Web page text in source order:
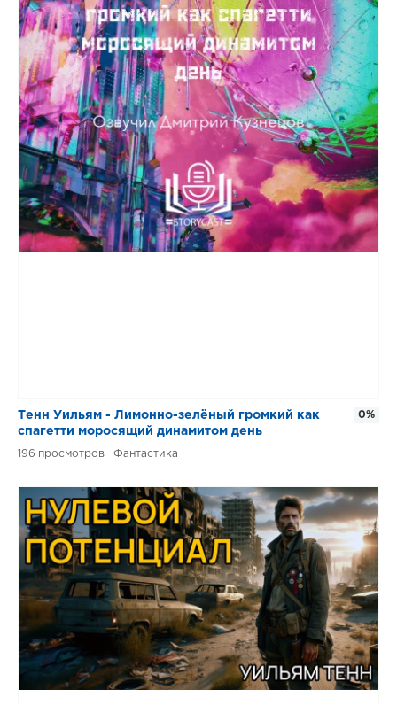
Тенн Уильям - Лимонно-зелёный громкий как
спагетти моросящий динамитом день
196 Фантастика
0%